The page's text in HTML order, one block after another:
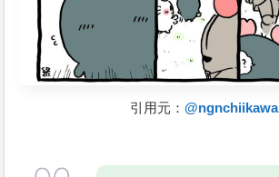
引用元： @ngnchiikawa